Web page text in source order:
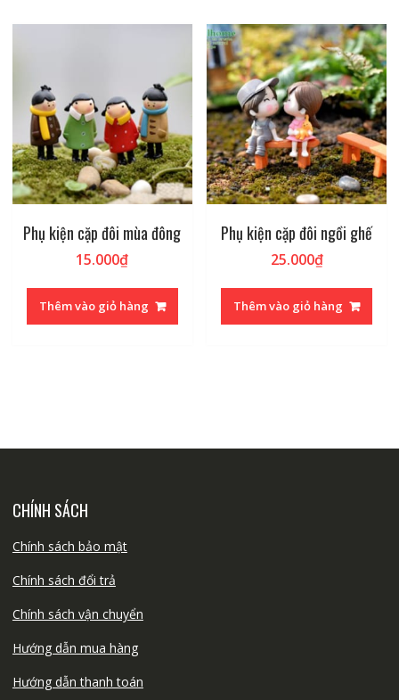
Phụ kiện cặp đôi mùa đông
15.000₫
Thêm vào giỏ hàng
Phụ kiện cặp đôi ngồi ghế
25.000₫
Thêm vào giỏ hàng
CHÍNH SÁCH
Chính sách bảo mật
Chính sách đổi trả
Chính sách vận chuyển
Hướng dẫn mua hàng
Hướng dẫn thanh toán